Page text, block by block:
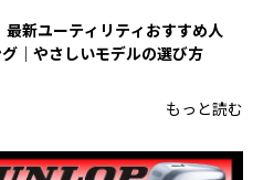
最新ユーティリティおすすめ人
｜やさしいモデルの選び方
もっと読む